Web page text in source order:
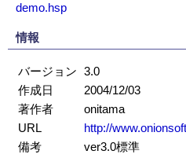
demo.hsp
情報
バージョン 3.0
作成日
2004/12/03
著作者
onitama
URL
http://
備考
ver3.0標準